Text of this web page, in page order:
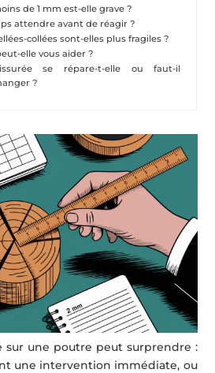
de 1 mm est-elle grave ?
attendre avant de réagir ?
collées sont-elles plus fragiles ?
elle vous aider ?
se répare-t-elle ou faut-il
?
sur une poutre peut surprendre :
une intervention immédiate, ou